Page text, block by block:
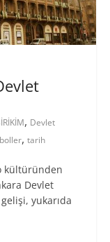
, Devlet
, tarih
kültüründen
Devlet
yukarıda